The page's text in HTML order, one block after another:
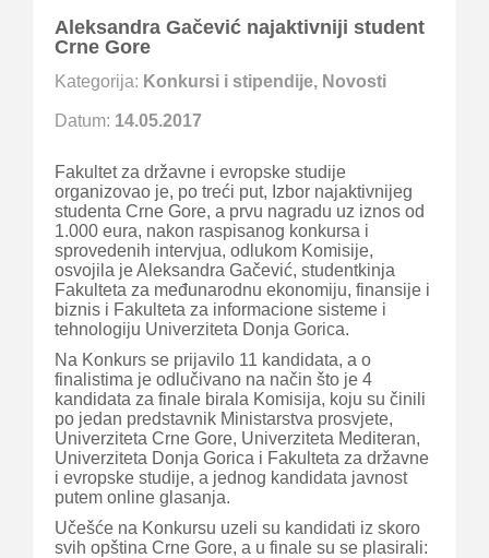
Aleksandra Gačević najaktivniji student
Crne Gore
Kategorija: Konkursi i stipendije, Novosti
Datum: 14.05.2017
Fakultet za državne i evropske studije
organizovao je, po treći put, Izbor najaktivnijeg
studenta Crne Gore, a prvu nagradu uz iznos od
1.000 eura, nakon raspisanog konkursa i
sprovedenih intervjua, odlukom Komisije,
osvojila je Aleksandra Gačević, studentkinja
Fakulteta za međunarodnu ekonomiju, finansije i
biznis i Fakulteta za informacione sisteme i
tehnologiju Univerziteta Donja Gorica.
Na Konkurs se prijavilo 11 kandidata, a o
finalistima je odlučivano na način što je 4
kandidata za finale birala Komisija, koju su činili
po jedan predstavnik Ministarstva prosvjete,
Univerziteta Crne Gore, Univerziteta Mediteran,
Univerziteta Donja Gorica i Fakulteta za državne
i evropske studije, a jednog kandidata javnost
putem online glasanja.
Učešće na Konkursu uzeli su kandidati iz skoro
svih opština Crne Gore, a u finale su se plasirali: